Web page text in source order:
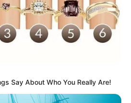
Say About Who You Really Are!